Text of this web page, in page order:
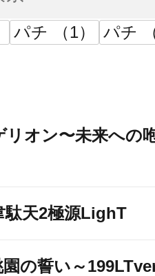
に入りはこち
パチ （1） パチ
オン〜未来への
駄天2極源LighT
の誓い～